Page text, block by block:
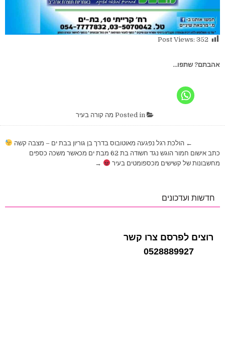
Post Views: 352
אהבתם? שתפו...
מה קורה בעיר
← הולכת רגל נפגעה מאוטובוס בדרך בן גוריון בבת ים – מצבה קשה
כתב אישום חמור הוגש נגד חשודה בת 62 מבת ים מכאשר משכה כספים
מחשבונות של קשישים מכספומטים בעיר
→
חדשות ועדכונים
רוצים לפרסם צרו קשר
0528889927